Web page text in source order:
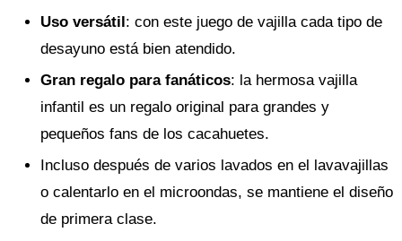
Uso versátil: con este juego de vajilla cada tipo de
desayuno está bien atendido.
Gran regalo para fanáticos: la hermosa vajilla
infantil es un regalo original para grandes y
pequeños fans de los cacahuetes.
Incluso después de varios lavados en el lavavajillas
o calentarlo en el microondas, se mantiene el diseño
de primera clase.